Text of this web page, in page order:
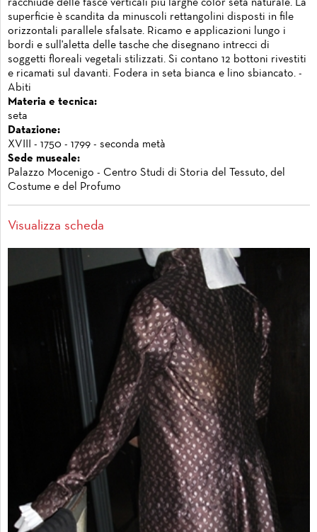
racchiude delle fasce verticali più larghe color seta naturale. La
superficie è scandita da minuscoli rettangolini disposti in file
orizzontali parallele sfalsate. Ricamo e applicazioni lungo i
bordi e sull'aletta delle tasche che disegnano intrecci di
soggetti floreali vegetali stilizzati. Si contano 12 bottoni rivestiti
e ricamati sul davanti. Fodera in seta bianca e lino sbiancato. -
Abiti
Materia e tecnica:
seta
Datazione:
XVIII - 1750 - 1799 - seconda metà
Sede museale:
Palazzo Mocenigo - Centro Studi di Storia del Tessuto, del
Costume e del Profumo
Visualizza scheda